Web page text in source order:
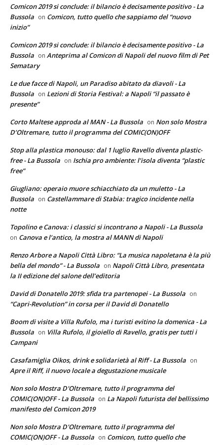
Comicon 2019 si conclude: il bilancio è decisamente positivo - La
Bussola on Comicon, tutto quello che sappiamo del “nuovo
inizio”
Comicon 2019 si conclude: il bilancio è decisamente positivo - La
Bussola on Anteprima al Comicon di Napoli del nuovo film di Pet
Sematary
Le due facce di Napoli, un Paradiso abitato da diavoli - La
Bussola on Lezioni di Storia Festival: a Napoli “il passato è
presente”
Corto Maltese approda al MAN - La Bussola on Non solo Mostra
D’Oltremare, tutto il programma del COMIC(ON)OFF
Stop alla plastica monouso: dal 1 luglio Ravello diventa plastic-
free - La Bussola on Ischia pro ambiente: l’isola diventa “plastic
free”
Giugliano: operaio muore schiacchiato da un muletto - La
Bussola on Castellammare di Stabia: tragico incidente nella
notte
Topolino e Canova: i classici si incontrano a Napoli - La Bussola
on Canova e l’antico, la mostra al MANN di Napoli
Renzo Arbore a Napoli Città Libro: “La musica napoletana è la più
bella del mondo” - La Bussola on Napoli Città Libro, presentata
la II edizione del salone dell’editoria
David di Donatello 2019: sfida tra partenopei - La Bussola on
“Capri-Revolution” in corsa per il David di Donatello
Boom di visite a Villa Rufolo, ma i turisti evitino la domenica - La
Bussola on Villa Rufolo, il gioiello di Ravello, gratis per tutti i
Campani
Casafamiglia Oikos, drink e solidarietà al Riff - La Bussola on
Apre il Riff, il nuovo locale a degustazione musicale
Non solo Mostra D'Oltremare, tutto il programma del
COMIC(ON)OFF - La Bussola on La Napoli futurista del bellissimo
manifesto del Comicon 2019
Non solo Mostra D'Oltremare, tutto il programma del
COMIC(ON)OFF - La Bussola on Comicon, tutto quello che